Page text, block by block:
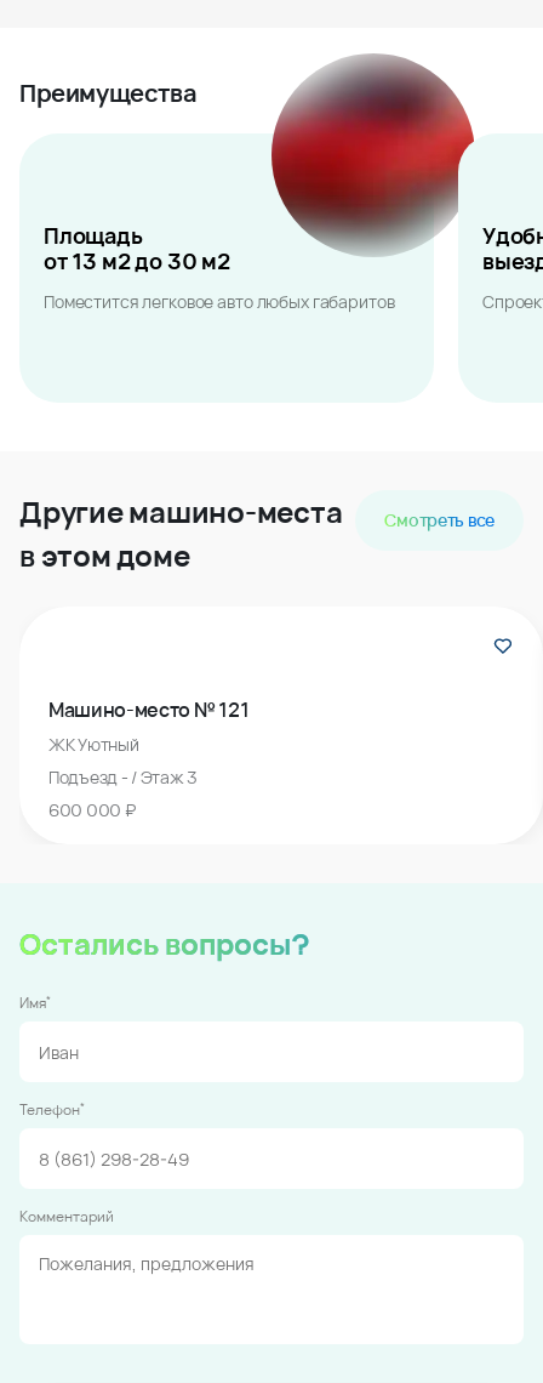
Преимущества
Площадь
от 13 м2 до 30 м2
Поместится легковое авто любых габаритов
Другие машино-места
в этом доме
Смотреть все
Машино-место № 121
ЖК Уютный
Подъезд - / Этаж 3
600 000 ₽
Остались вопросы?
Имя*
Телефон*
Комментарий